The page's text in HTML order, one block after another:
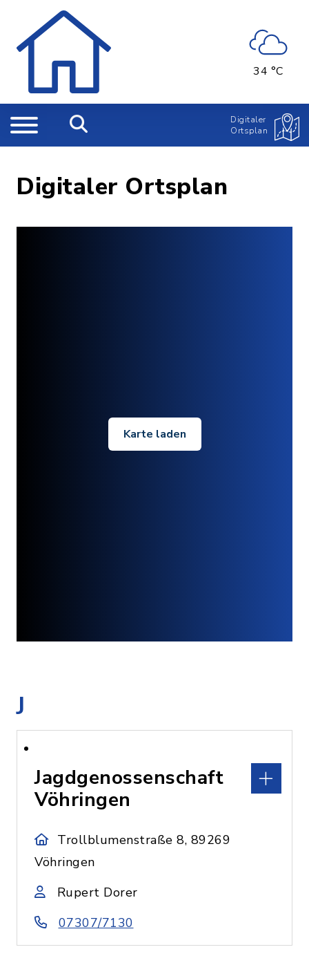
34 °C
Digitaler
Ortsplan
Digitaler Ortsplan
Karte laden
J
Jagdgenossenschaft
Vöhringen
Trollblumenstraße 8, 89269
Vöhringen
Rupert Dorer
07307/7130